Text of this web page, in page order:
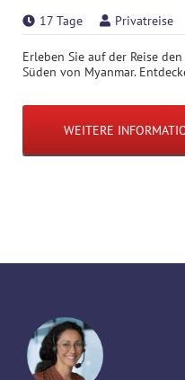
17 Tage Privatreise
Erleben Sie auf der Reise
Süden von Myanmar.
WEITERE